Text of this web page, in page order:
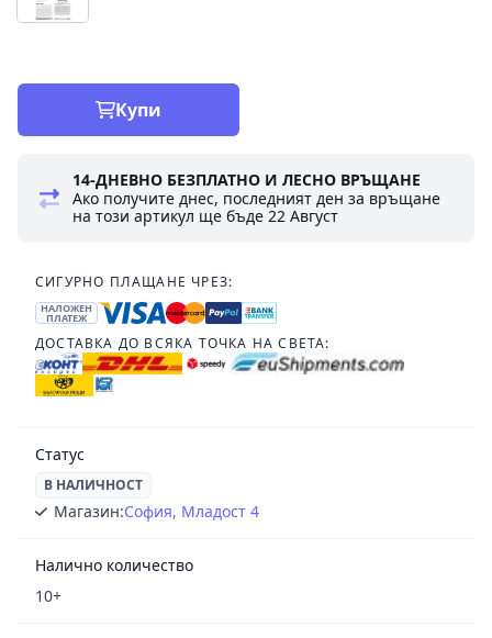
Купи
14-ДНЕВНО БЕЗПЛАТНО И ЛЕСНО ВРЪЩАНЕ
Ако получите днес, последният ден за връщане
на този артикул ще бъде22 Август
СИГУРНО ПЛАЩАНЕ ЧРЕЗ:
НАЛОЖЕН
ПЛАТЕЖ
ДОСТАВКА ДО ВСЯКА ТОЧКА НА СВЕТА:
Статус
В НАЛИЧНОСТ
Магазин:София, Младост 4
Налично количество
10+